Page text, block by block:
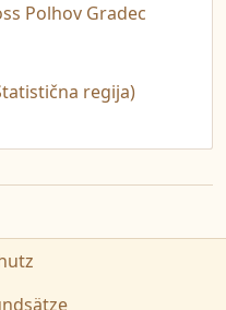
Polhov Gradec
regija)